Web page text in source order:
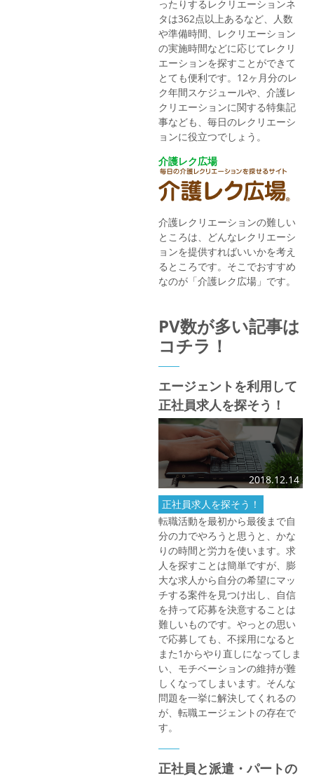
ったりするレクリエーションネ
タは362点以上あるなど、人数
や準備時間、レクリエーション
の実施時間などに応じてレクリ
エーションを探すことができて
とても便利です。12ヶ月分のレ
ク年間スケジュールや、介護レ
クリエーションに関する特集記
事なども、毎日のレクリエーシ
ョンに役立つでしょう。
介護レク広場
介護レクリエーションの難しい
ところは、どんなレクリエーシ
ョンを提供すればいいかを考え
るところです。そこでおすすめ
なのが「介護レク広場」です。
PV数が多い記事は
コチラ！
エージェントを利用して
正社員求人を探そう！
2018.12.14
正社員求人を探そう！
転職活動を最初から最後まで自
分の力でやろうと思うと、かな
りの時間と労力を使います。求
人を探すことは簡単ですが、膨
大な求人から自分の希望にマッ
チする案件を見つけ出し、自信
を持って応募を決意することは
難しいものです。やっとの思い
で応募しても、不採用になると
また1からやり直しになってしま
い、モチベーションの維持が難
しくなってしまいます。そんな
問題を一挙に解決してくれるの
が、転職エージェントの存在で
す。
正社員と派遣・パートの